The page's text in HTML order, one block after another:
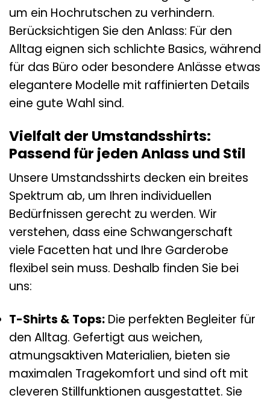
um ein Hochrutschen zu verhindern.
Berücksichtigen Sie den Anlass: Für den
Alltag eignen sich schlichte Basics, während
für das Büro oder besondere Anlässe etwas
elegantere Modelle mit raffinierten Details
eine gute Wahl sind.
Vielfalt der Umstandsshirts:
Passend für jeden Anlass und Stil
Unsere Umstandsshirts decken ein breites
Spektrum ab, um Ihren individuellen
Bedürfnissen gerecht zu werden. Wir
verstehen, dass eine Schwangerschaft
viele Facetten hat und Ihre Garderobe
flexibel sein muss. Deshalb finden Sie bei
uns:
T-Shirts & Tops: Die perfekten Begleiter für
den Alltag. Gefertigt aus weichen,
atmungsaktiven Materialien, bieten sie
maximalen Tragekomfort und sind oft mit
cleveren Stillfunktionen ausgestattet. Sie